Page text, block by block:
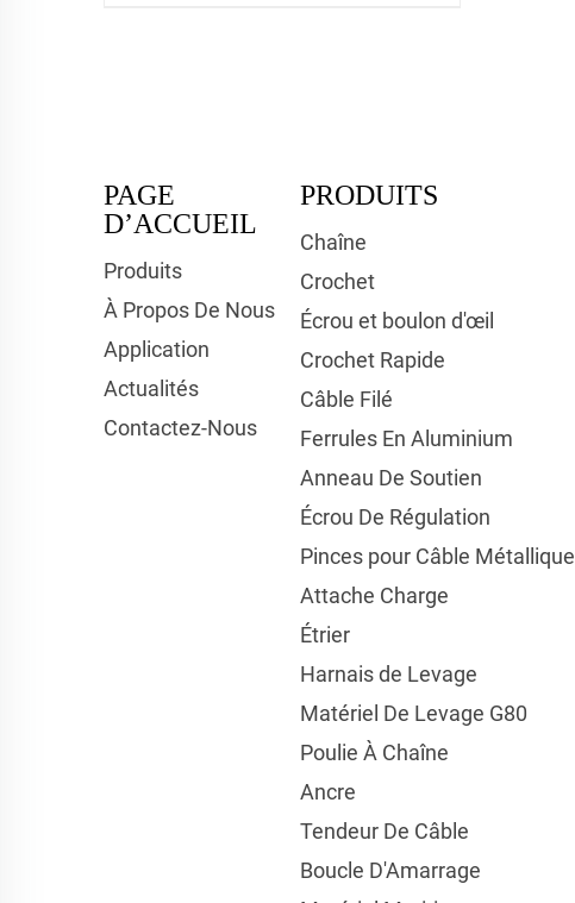
PAGE
D’ACCUEIL
Produits
À Propos De Nous
Application
Actualités
Contactez-Nous
PRODUITS
Chaîne
Crochet
Écrou et boulon d'œil
Crochet Rapide
Câble Filé
Ferrules En Aluminium
Anneau De Soutien
Écrou De Régulation
Pinces pour Câble Métallique
Attache Charge
Étrier
Harnais de Levage
Matériel De Levage G80
Poulie À Chaîne
Ancre
Tendeur De Câble
Boucle D'Amarrage